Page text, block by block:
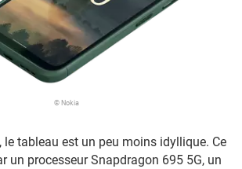
© Nokia
le tableau est un peu moins idyllique. Ce
un processeur Snapdragon 695 5G, un